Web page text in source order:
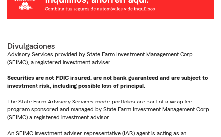
Divulgaciones
Advisory Services provided by State Farm Investment Management Corp.
(SFIMC), a registered investment adviser.
Securities are not FDIC insured, are not bank guaranteed and are subject to
investment risk, including possible loss of principal.
The State Farm Advisory Services model portfolios are part of a wrap fee
program sponsored and managed by State Farm Investment Management Corp.
(SFIMC) a registered investment advisor.
An SFIMC investment adviser representative (IAR) agent is acting as an